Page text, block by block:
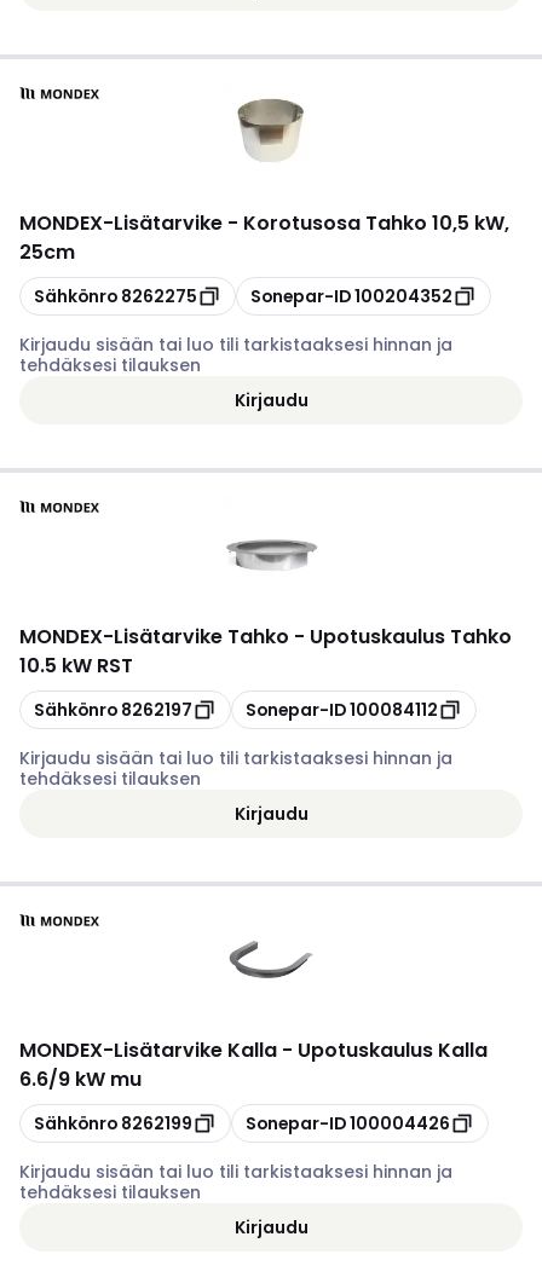
MONDEX-Lisätarvike - Korotusosa Tahko 10,5 kW,
25cm
Kopioi
Sähkönro 8262275 Kopioi
Sonepar-ID100204352
Kirjaudu sisään tai luo tili tarkistaaksesi hinnan ja
tehdäksesi tilauksen
Kirjaudu
MONDEX-Lisätarvike Tahko - Upotuskaulus Tahko
10.5 kW RST
Kopioi
Sähkönro 8262197 Kopioi
Sonepar-ID100084112
Kirjaudu sisään tai luo tili tarkistaaksesi hinnan ja
tehdäksesi tilauksen
Kirjaudu
MONDEX-Lisätarvike Kalla - Upotuskaulus Kalla
6.6/9 kW mu
Kopioi
Sähkönro 8262199 Kopioi
Sonepar-ID100004426
Kirjaudu sisään tai luo tili tarkistaaksesi hinnan ja
tehdäksesi tilauksen
Kirjaudu